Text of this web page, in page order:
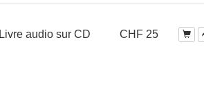
Livre audio sur CD CHF 25